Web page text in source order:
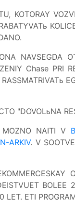
KOTORAY
NAVSEGDA
Chase PRI
"DOVOLьNA
MOZNO NAITI V
ARKIV. V
BOLEE
ETI